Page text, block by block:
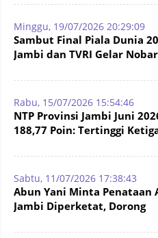
Minggu, 19/07/2026 20:29:09
Sambut Final Piala Dunia
Jambi dan TVRI Gelar
Rabu, 15/07/2026 15:54:46
NTP Provinsi Jambi Juni
188,77 Poin: Tertinggi
Sabtu, 11/07/2026 17:38:43
Abun Yani Minta Penataan
Jambi Diperketat, Dorong